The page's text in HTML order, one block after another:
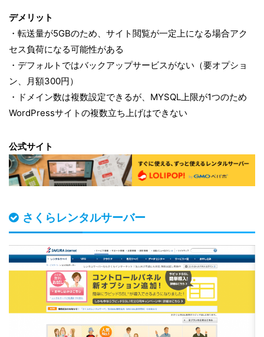
デメリット
・転送量が5GBのため、サイト閲覧が一定上になる場合アク
セス負荷になる可能性がある
・デフォルトではバックアップサービスがない（要オプショ
ン、月額300円）
・ドメイン数は複数設定できるが、MYSQL上限が1つのため
WordPressサイトの複数立ち上げはできない
公式サイト
さくらレンタルサーバー